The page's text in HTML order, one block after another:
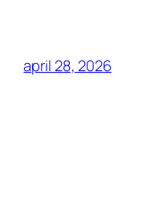
april 28, 2026